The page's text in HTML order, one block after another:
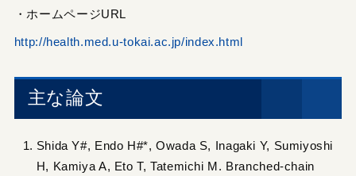
・ホームページURL
http://health.med.u-tokai.ac.jp/index.html
主な論文
Shida Y#, Endo H#*, Owada S, Inagaki Y, Sumiyoshi
H, Kamiya A, Eto T, Tatemichi M. Branched-chain